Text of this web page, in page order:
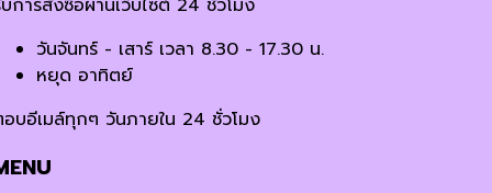
วันจันทร์ - เสาร์ เวลา 8.30 - 17.30 น.
หยุด อาทิตย์
บอีเมล์ทุกๆ วันภายใน 24 ชั่วโมง